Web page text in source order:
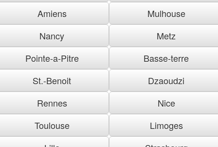
Amiens
Mulhouse
Nancy
Metz
Pointe-a-Pitre
Basse-terre
St.-Benoit
Dzaoudzi
Rennes
Nice
Toulouse
Limoges